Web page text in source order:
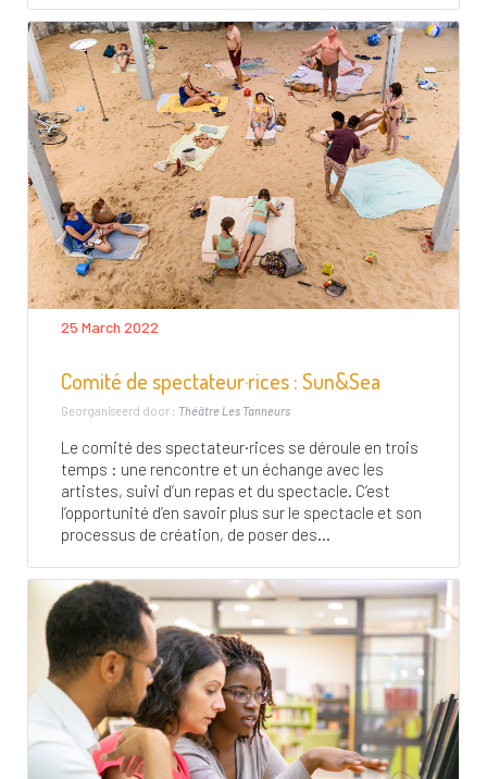
25 March 2022
Comité de spectateur·rices : Sun&Sea
Georganiseerd door : Théâtre Les Tanneurs
Le comité des spectateur·rices se déroule en trois
temps : une rencontre et un échange avec les
artistes, suivi d’un repas et du spectacle. C’est
l’opportunité d’en savoir plus sur le spectacle et son
processus de création, de poser des...